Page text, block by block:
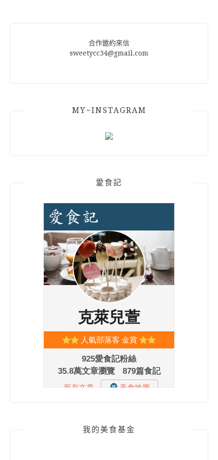
合作邀約來信
sweetycc34@gmail.com
MY~INSTAGRAM
愛食記
我的美食基金